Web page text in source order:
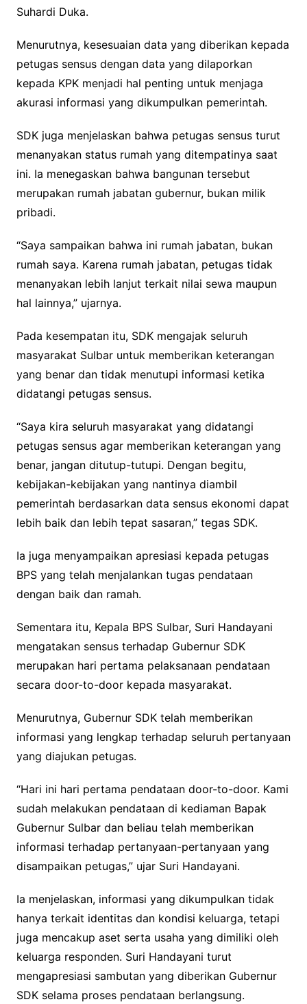
Suhardi Duka.
Menurutnya, kesesuaian data yang diberikan kepada
petugas sensus dengan data yang dilaporkan
kepada KPK menjadi hal penting untuk menjaga
akurasi informasi yang dikumpulkan pemerintah.
SDK juga menjelaskan bahwa petugas sensus turut
menanyakan status rumah yang ditempatinya saat
ini. Ia menegaskan bahwa bangunan tersebut
merupakan rumah jabatan gubernur, bukan milik
pribadi.
“Saya sampaikan bahwa ini rumah jabatan, bukan
rumah saya. Karena rumah jabatan, petugas tidak
menanyakan lebih lanjut terkait nilai sewa maupun
hal lainnya,” ujarnya.
Pada kesempatan itu, SDK mengajak seluruh
masyarakat Sulbar untuk memberikan keterangan
yang benar dan tidak menutupi informasi ketika
didatangi petugas sensus.
“Saya kira seluruh masyarakat yang didatangi
petugas sensus agar memberikan keterangan yang
benar, jangan ditutup-tutupi. Dengan begitu,
kebijakan-kebijakan yang nantinya diambil
pemerintah berdasarkan data sensus ekonomi dapat
lebih baik dan lebih tepat sasaran,” tegas SDK.
Ia juga menyampaikan apresiasi kepada petugas
BPS yang telah menjalankan tugas pendataan
dengan baik dan ramah.
Sementara itu, Kepala BPS Sulbar, Suri Handayani
mengatakan sensus terhadap Gubernur SDK
merupakan hari pertama pelaksanaan pendataan
secara door-to-door kepada masyarakat.
Menurutnya, Gubernur SDK telah memberikan
informasi yang lengkap terhadap seluruh pertanyaan
yang diajukan petugas.
“Hari ini hari pertama pendataan door-to-door. Kami
sudah melakukan pendataan di kediaman Bapak
Gubernur Sulbar dan beliau telah memberikan
informasi terhadap pertanyaan-pertanyaan yang
disampaikan petugas,” ujar Suri Handayani.
Ia menjelaskan, informasi yang dikumpulkan tidak
hanya terkait identitas dan kondisi keluarga, tetapi
juga mencakup aset serta usaha yang dimiliki oleh
keluarga responden. Suri Handayani turut
mengapresiasi sambutan yang diberikan Gubernur
SDK selama proses pendataan berlangsung.